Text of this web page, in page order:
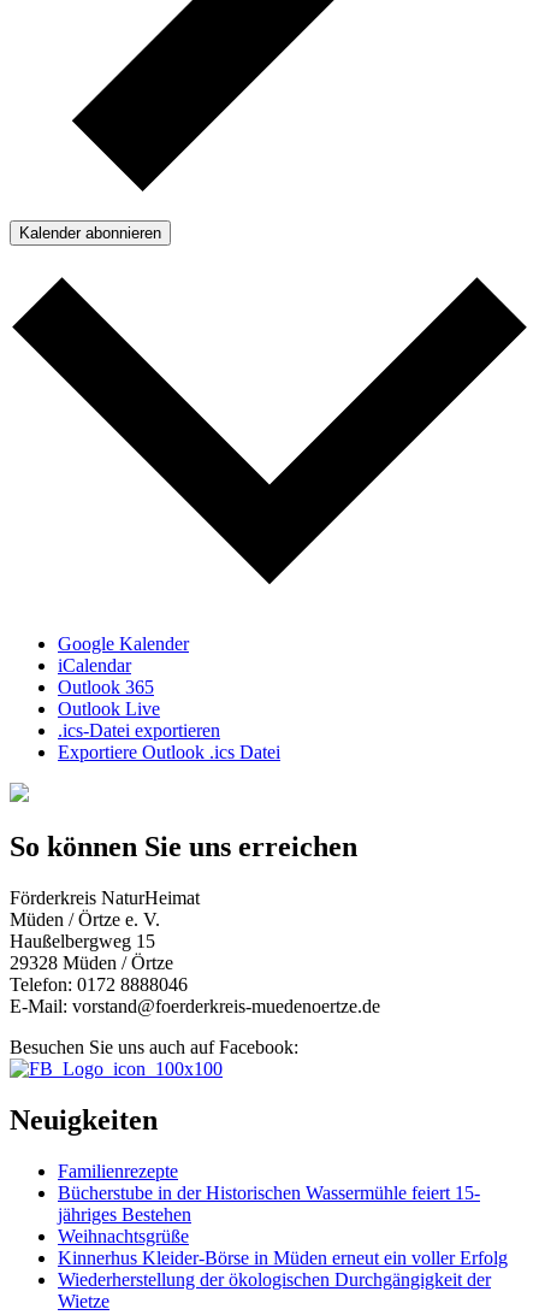
Kalender abonnieren
Google Kalender
iCalendar
Outlook 365
Outlook Live
.ics-Datei exportieren
Exportiere Outlook .ics Datei
So können Sie uns erreichen
Förderkreis NaturHeimat
Müden / Örtze e. V.
Haußelbergweg 15
29328 Müden / Örtze
Telefon: 0172 8888046
E-Mail: vorstand@foerderkreis-muedenoertze.de
Besuchen Sie uns auch auf Facebook:
Neuigkeiten
Familienrezepte
Bücherstube in der Historischen Wassermühle feiert 15-
jähriges Bestehen
Weihnachtsgrüße
Kinnerhus Kleider-Börse in Müden erneut ein voller Erfolg
Wiederherstellung der ökologischen Durchgängigkeit der
Wietze